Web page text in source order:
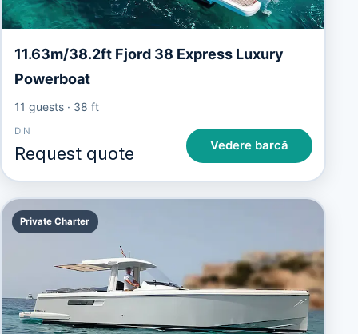
11.63m/38.2ft Fjord 38 Express Luxury
Powerboat
11 guests· 38 ft
DIN
Request quote Vedere barcă
Private Charter